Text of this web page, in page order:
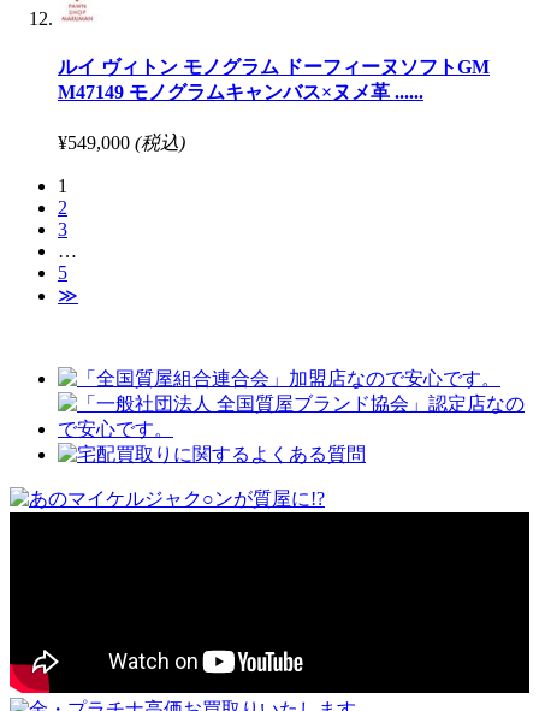
ルイ ヴィトン モノグラム ドーフィーヌソフトGM
M47149 モノグラムキャンバス×ヌメ革 ......
¥549,000 (税込)
1
2
3
…
5
≫